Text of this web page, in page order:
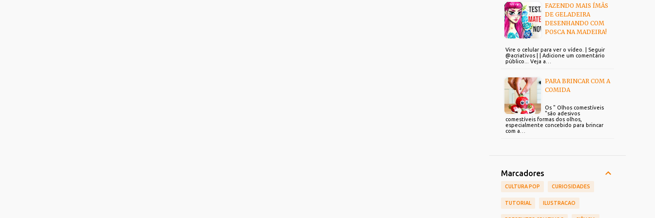
FAZENDO MAIS ÍMÃS
DE GELADEIRA
DESENHANDO COM
POSCA NA MADEIRA!
Vire o celular para ver o vídeo. | Seguir
@acriativos | | Adicione um comentário
público... Veja a…
PARA BRINCAR COM A
COMIDA
Os " Olhos comestíveis
"são adesivos
comestíveis formas dos olhos,
especialmente concebido para brincar
com a…
Marcadores
CULTURA POP CURIOSIDADES
TUTORIAL ILUSTRACAO